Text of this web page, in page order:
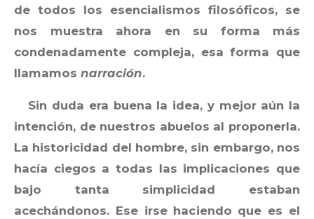
de todos los esencialismos filosóficos, se
nos muestra ahora en su forma más
condenadamente compleja, esa forma que
llamamos narración.
Sin duda era buena la idea, y mejor aún la
intención, de nuestros abuelos al proponerla.
La historicidad del hombre, sin embargo, nos
hacía ciegos a todas las implicaciones que
bajo tanta simplicidad estaban
acechándonos. Ese irse haciendo que es el